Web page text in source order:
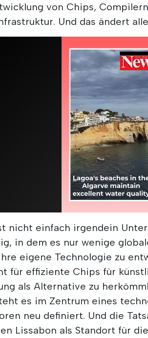
von Chips,
Und das ändert
nicht einfach irgendein
in dem es nur wenige
eigene Technologie zu
für effiziente Chips für
als Alternative zu
es im Zentrum eines
neu definiert. Und die
Lissabon als Standort für